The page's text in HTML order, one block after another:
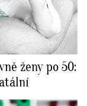
ženy po 50: